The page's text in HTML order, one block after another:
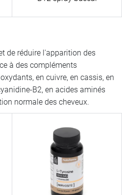
de réduire l'apparition des
à des compléments
en cuivre, en cassis, en
B2, en acides aminés
normale des cheveux.